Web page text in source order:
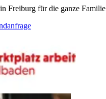
Freiburg für die ganze Familie